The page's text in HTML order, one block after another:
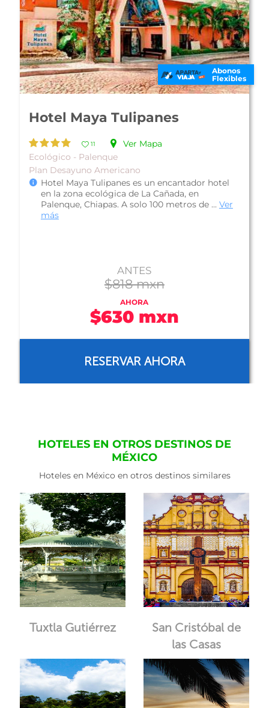
Abonos
Flexibles
Hotel Palenque
10
Ver Mapa
Familiar - Palenque
Plan Solo Hospedaje
Hotel Palenque, ofrece una muy buena
ubicación en el centro de la ciudad de
Palenque, a pasos de restaurantes y bares, tie...
Ver más
ANTES
$375 mxn
AHORA
$347 mxn
RESERVAR AHORA
HOTELES EN OTROS DESTINOS DE
MÉXICO
Hoteles en México en otros destinos similares
Tuxtla Gutiérrez
San Cristóbal de
las Casas